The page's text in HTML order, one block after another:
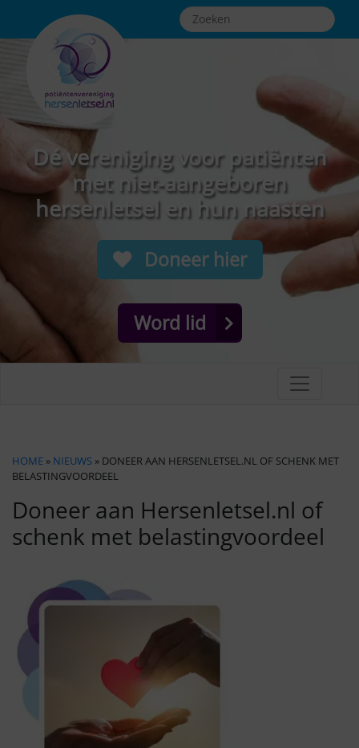
Dé vereniging voor patiënten
met niet-aangeboren
hersenletsel en hun naasten
Doneer hier
Word lid
HOME » NIEUWS » DONEER AAN HERSENLETSEL.NL OF SCHENK MET
BELASTINGVOORDEEL
Doneer aan Hersenletsel.nl of
schenk met belastingvoordeel